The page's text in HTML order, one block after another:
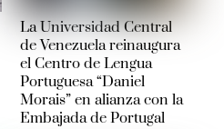
La Universidad Central
de Venezuela reinaugura
el Centro de Lengua
Portuguesa “Daniel
Morais” en alianza con la
Embajada de Portugal